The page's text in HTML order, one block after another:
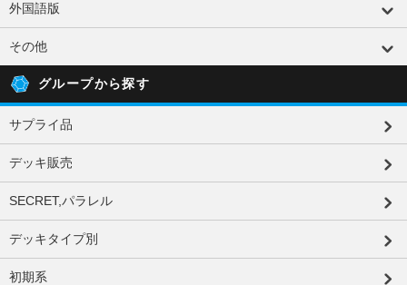
外国語版
その他
グループから探す
サプライ品
デッキ販売
SECRET,パラレル
デッキタイプ別
初期系